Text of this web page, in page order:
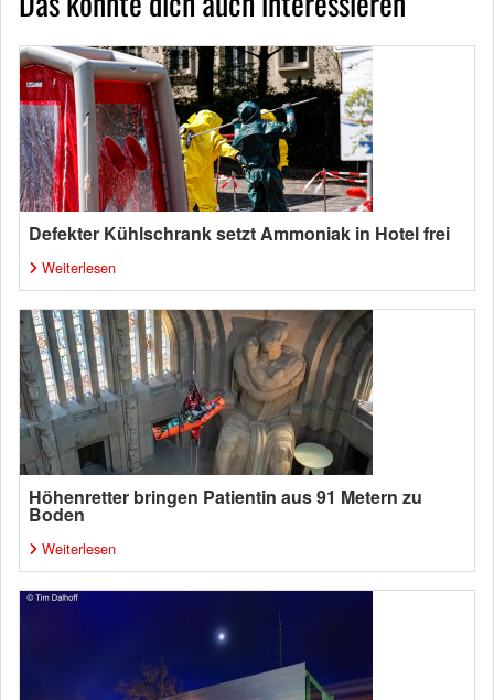
Defekter Kühlschrank setzt Ammoniak in Hotel frei
Weiterlesen
Höhenretter bringen Patientin aus 91 Metern zu
Boden
Weiterlesen